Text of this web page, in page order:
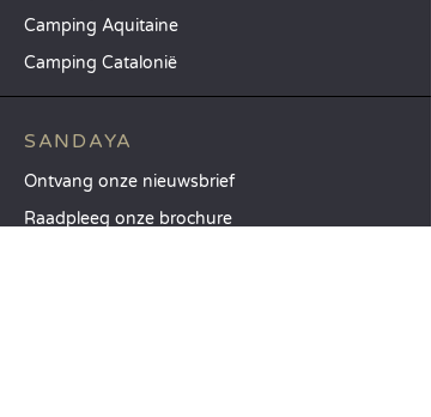
Camping Aquitaine
Camping Catalonië
SANDAYA
Ontvang onze nieuwsbrief
Raadpleeg onze brochure